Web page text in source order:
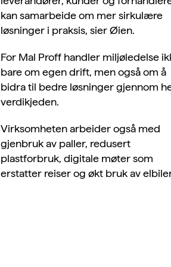
kan samarbeide om mer sirkulære
løsninger i praksis, sier Øien.
For Mal Proff handler miljøledelse
bare om egen drift, men også om å
bidra til bedre løsninger gjennom
verdikjeden.
Virksomheten arbeider også med
gjenbruk av paller, redusert
plastforbruk, digitale møter som
erstatter reiser og økt bruk av